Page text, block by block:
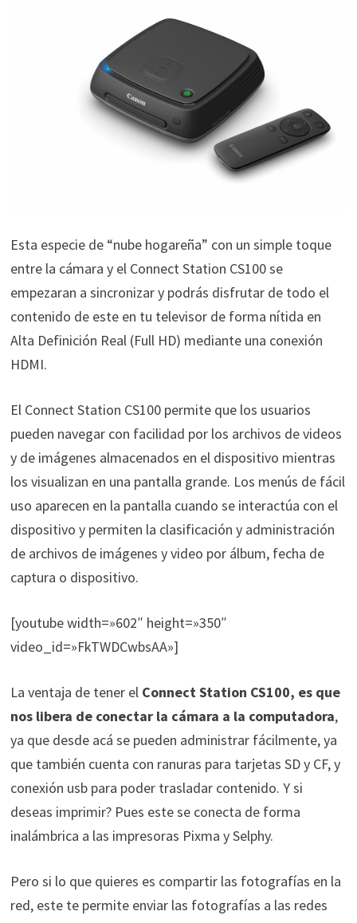
Esta especie de “nube hogareña” con un simple toque
entre la cámara y el Connect Station CS100 se
empezaran a sincronizar y podrás disfrutar de todo el
contenido de este en tu televisor de forma nítida en
Alta Definición Real (Full HD) mediante una conexión
HDMI.
El Connect Station CS100 permite que los usuarios
pueden navegar con facilidad por los archivos de videos
y de imágenes almacenados en el dispositivo mientras
los visualizan en una pantalla grande. Los menús de fácil
uso aparecen en la pantalla cuando se interactúa con el
dispositivo y permiten la clasificación y administración
de archivos de imágenes y video por álbum, fecha de
captura o dispositivo.
[youtube width=»602″ height=»350″
video_id=»FkTWDCwbsAA»]
La ventaja de tener el Connect Station CS100, es que
nos libera de conectar la cámara a la computadora,
ya que desde acá se pueden administrar fácilmente, ya
que también cuenta con ranuras para tarjetas SD y CF, y
conexión usb para poder trasladar contenido. Y si
deseas imprimir? Pues este se conecta de forma
inalámbrica a las impresoras Pixma y Selphy.
Pero si lo que quieres es compartir las fotografías en la
red, este te permite enviar las fotografías a las redes